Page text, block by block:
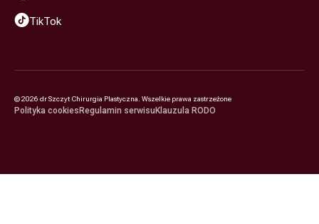
TikTok
©2026 dr Szczyt Chirurgia Plastyczna. Wszelkie prawa zastrzeżone
Polityka cookiesRegulamin serwisuKlauzula RODO